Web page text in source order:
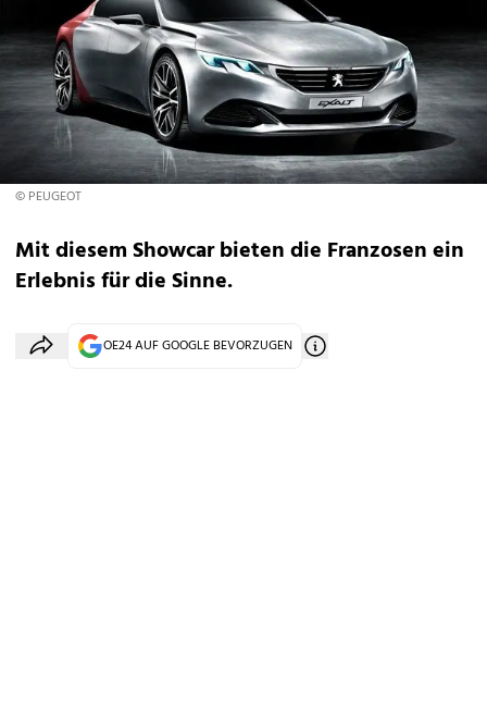
© PEUGEOT
Mit diesem Showcar bieten die Franzosen ein
Erlebnis für die Sinne.
OE24 AUF GOOGLE BEVORZUGEN